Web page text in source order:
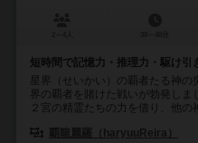
短時間で記憶力・推理力・駆け引
星界（せいかい）の覇者たる神の
界の覇者を賭けた戦いが勃発しま
２宮の精霊たちの力を借り、他の
覇龍麗羅（haryuuReira）